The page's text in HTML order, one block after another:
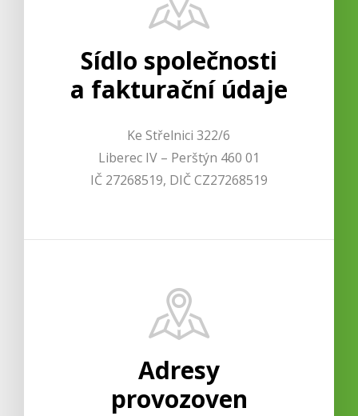
Sídlo společnosti
a fakturační údaje
Ke Střelnici 322/6
Liberec IV – Perštýn 460 01
IČ 27268519, DIČ CZ27268519
Adresy
provozoven